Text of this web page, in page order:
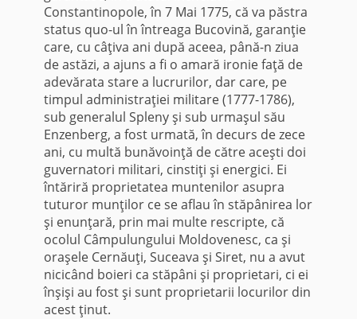
Constantinopole, în 7 Mai 1775, că va păstra
status quo-ul în întreaga Bucovină, garanţie
care, cu câţiva ani după aceea, până-n ziua
de astăzi, a ajuns a fi o amară ironie faţă de
adevărata stare a lucrurilor, dar care, pe
timpul administraţiei militare (1777-1786),
sub generalul Spleny şi sub urmaşul său
Enzenberg, a fost urmată, în decurs de zece
ani, cu multă bunăvoinţă de către aceşti doi
guvernatori militari, cinstiţi şi energici. Ei
întăriră proprietatea muntenilor asupra
tuturor munţilor ce se aflau în stăpânirea lor
şi enunţară, prin mai multe rescripte, că
ocolul Câmpulungului Moldovenesc, ca şi
oraşele Cernăuţi, Suceava şi Siret, nu a avut
nicicând boieri ca stăpâni şi proprietari, ci ei
înşişi au fost şi sunt proprietarii locurilor din
acest ţinut.